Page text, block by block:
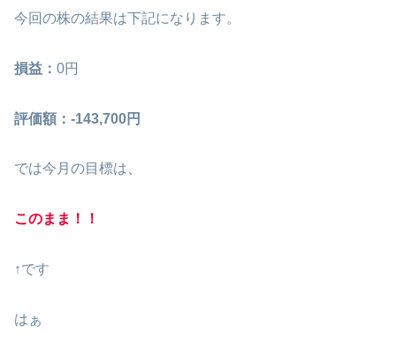
今回の株の結果は下記になります。
損益： 0円
評価額：-143,700円
では今月の目標は、
このまま！！
↑です
はぁ